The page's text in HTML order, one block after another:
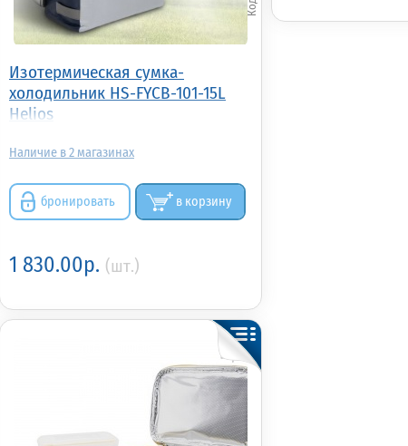
Изотермическая сумка-
холодильник HS-FYCB-101-15L
Helios
2
бронировать в корзину
1 830.00р. (шт.)